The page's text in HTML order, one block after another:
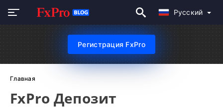
Русский
Регистрация FxPro
Главная
FxPro Депозит